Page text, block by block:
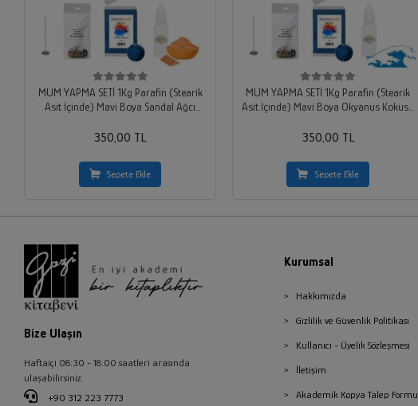
MUM YAPMA SETİ 1Kg Parafin (Stearik
Asit İçinde) Mavi Boya Sandal Ağcı
350,00 TL
Sepete Ekle
MUM YAPMA SETİ 1Kg Parafin (Stearik
Asit İçinde) Mavi Boya Okyanus Kokusu
350,00 TL
Sepete Ekle
Bize Ulaşın
Haftaiçi 08:30 - 18:00 saatleri arasında
ulaşabilirsiniz.
+90 312 223 7773
Kurumsal
Hakkımızda
Gizlilik ve Güvenlik Politikası
Kullanıcı - Üyelik Sözleşmesi
İletişim
Akademik Kopya Talep Formu